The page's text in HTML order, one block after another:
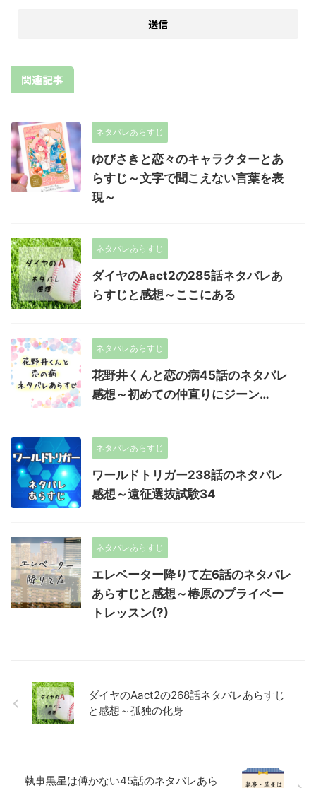
関連記事
ネタバレあらすじ
ゆびさきと恋々のキャラクターとあ
らすじ～文字で聞こえない言葉を表
現～
ネタバレあらすじ
ダイヤのAact2の285話ネタバレあ
らすじと感想～ここにある
ネタバレあらすじ
花野井くんと恋の病45話のネタバレ
感想～初めての仲直りにジーン…
ネタバレあらすじ
ワールドトリガー238話のネタバレ
感想～遠征選抜試験34
ネタバレあらすじ
エレベーター降りて左6話のネタバレ
あらすじと感想～椿原のプライベー
トレッスン(?)
ダイヤのAact2の268話ネタバレあらすじ
と感想～孤独の化身
執事黒星は傅かない45話のネタバレあら